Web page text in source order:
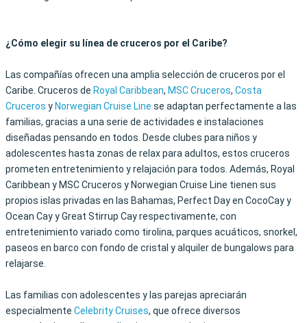
¿Cómo elegir su línea de cruceros por el Caribe?
Las compañías ofrecen una amplia selección de cruceros por el
Caribe. Cruceros de Royal Caribbean, MSC Cruceros, Costa
Cruceros y Norwegian Cruise Line se adaptan perfectamente a las
familias, gracias a una serie de actividades e instalaciones
diseñadas pensando en todos. Desde clubes para niños y
adolescentes hasta zonas de relax para adultos, estos cruceros
prometen entretenimiento y relajación para todos. Además, Royal
Caribbean y MSC Cruceros y Norwegian Cruise Line tienen sus
propios islas privadas en las Bahamas, Perfect Day en CocoCay y
Ocean Cay y Great Stirrup Cay respectivamente, con
entretenimiento variado como tirolina, parques acuáticos, snorkel,
paseos en barco con fondo de cristal y alquiler de bungalows para
relajarse.
Las familias con adolescentes y las parejas apreciarán
especialmente Celebrity Cruises, que ofrece diversos